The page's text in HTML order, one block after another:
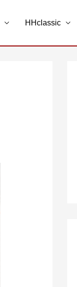
HHclassic